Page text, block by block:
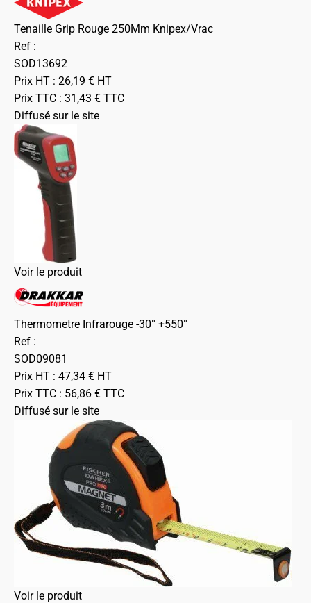
Tenaille Grip Rouge 250Mm Knipex/Vrac
Ref :
SOD13692
Prix HT : 26,19 € HT
Prix TTC : 31,43 € TTC
Diffusé sur le site
Voir le produit
Thermometre Infrarouge -30° +550°
Ref :
SOD09081
Prix HT : 47,34 € HT
Prix TTC : 56,86 € TTC
Diffusé sur le site
Voir le produit